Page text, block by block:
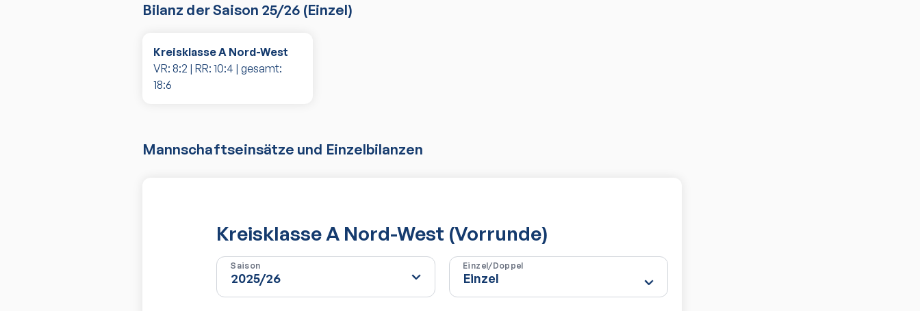
Bilanz der Saison 25/26 (Einzel)
Kreisklasse A Nord-West
VR: 8:2 | RR: 10:4 | gesamt:
18:6
Mannschaftseinsätze und Einzelbilanzen
Kreisklasse A Nord-West (Vorrunde)
Saison Einzel/Doppel